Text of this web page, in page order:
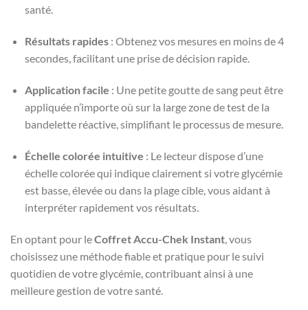
santé.
Résultats rapides: Obtenez vos mesures en moins de 4
secondes, facilitant une prise de décision rapide.
Application facile : Une petite goutte de sang peut être
appliquée n’importe où sur la large zone de test de la
bandelette réactive, simplifiant le processus de mesure.
Échelle colorée intuitive : Le lecteur dispose d’une
échelle colorée qui indique clairement si votre glycémie
est basse, élevée ou dans la plage cible, vous aidant à
interpréter rapidement vos résultats.
En optant pour leCoffret Accu-Chek Instant , vous
choisissez une méthode fiable et pratique pour le suivi
quotidien de votre glycémie, contribuant ainsi à une
meilleure gestion de votre santé.